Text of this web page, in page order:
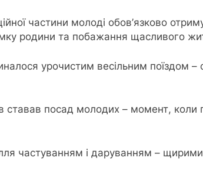
частини молоді обов’язково
родини та побажання щасливого
урочистим весільним поїздом
ставав посад молодих – момент,
частуванням і даруванням –